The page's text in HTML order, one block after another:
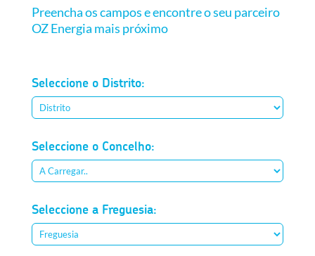
Preencha os campos e encontre o seu parceiro
OZ Energia mais próximo
Seleccione o Distrito:
Seleccione o Concelho:
Seleccione a Freguesia: